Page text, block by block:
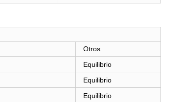
Otros
Equilibrio
Equilibrio
Equilibrio